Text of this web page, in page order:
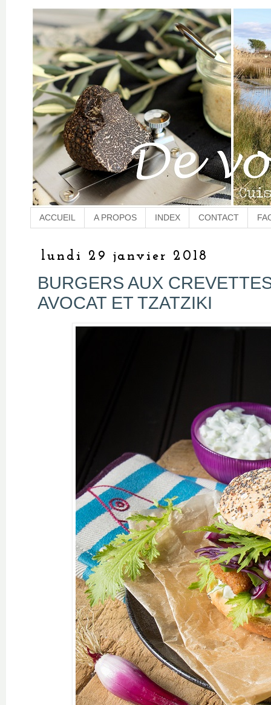
ACCUEIL A PROPOS INDEX CONTACT
lundi 29 janvier 2018
BURGERS AUX
AVOCAT ET TZATZIKI